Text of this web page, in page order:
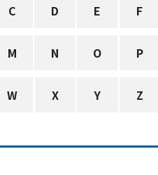
C D E F
M N O P
W X Y Z